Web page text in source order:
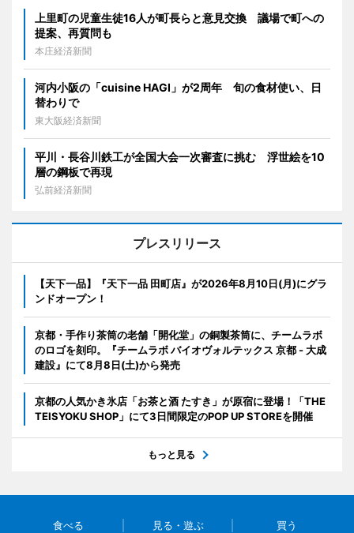
上里町の児童生徒16人が町長らと意見交換 議場で町への
提案、再質問も
本庄経済新聞
河内小阪の「cuisine HAGI」が2周年 旬の食材使い、日
替わりで
東大阪経済新聞
平川・長谷川鉄工が全国大会一次審査に挑む 浮世絵を10
層の鋼板で再現
弘前経済新聞
プレスリリース
【天下一品】『天下一品 田町店』が2026年8月10日(月)にグラ
ンドオープン！
京都・手作り茶筒の老舗「開化堂」の銅製茶筒に、チームラボ
のロゴを刻印。『チームラボ バイオヴォルテックス 京都 - 大成
建設』にて8月8日(土)から発売
京都の人気かき氷店「お茶と酒 たすき」が原宿に登場！「THE
TEISYOKU SHOP」にて3日間限定のPOP UP STOREを開催
もっと見る
食べる 見る・遊ぶ 買う